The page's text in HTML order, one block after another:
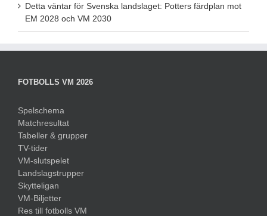
Detta väntar för Svenska landslaget: Potters färdplan mot
EM 2028 och VM 2030
FOTBOLLS VM 2026
Spelschema
Matchresultat
Tabeller & grupper
TV-tider
VM-slutspelet
Landslagstrupper
Skytteligan
VM-Biljetter
Res till fotbolls VM